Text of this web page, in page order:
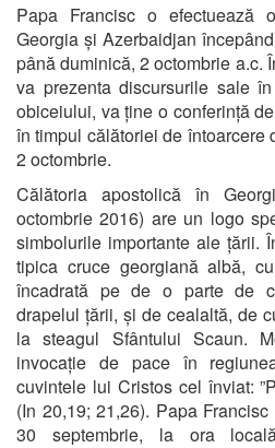
Papa Francisc o efectuează
Georgia și Azerbaidjan
până duminică, 2 octombrie a.c.
va prezenta discursurile sale
obiceiului, va ține o conferință
în timpul călătoriei de întoarcere
2 octombrie.
Călătoria apostolică în
octombrie 2016) are un logo
simbolurile importante ale țării.
tipica cruce georgiană albă,
încadrată pe de o parte de
drapelul țării, și de cealaltă, de
la steagul Sfântului Scaun.
invocație de pace în
cuvintele lui Cristos cel înviat:
(In 20,19; 21,26). Papa
30 septembrie, la ora